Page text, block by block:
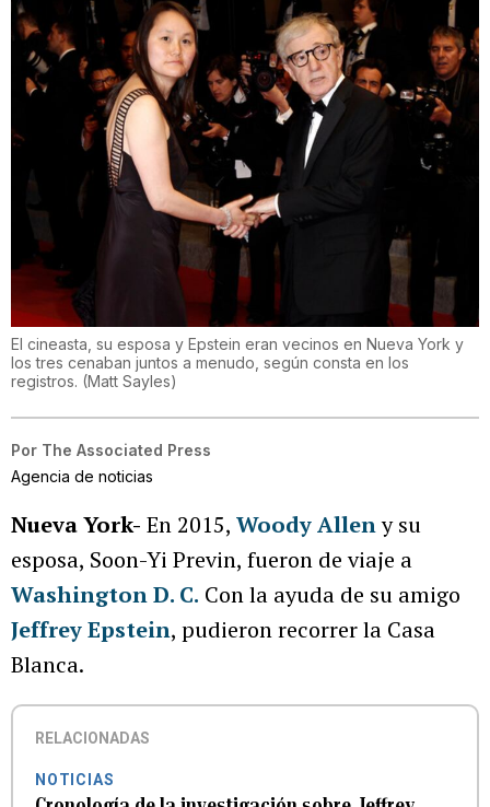
El cineasta, su esposa y Epstein eran vecinos en Nueva York y
los tres cenaban juntos a menudo, según consta en los
registros. (Matt Sayles)
Por The Associated Press
Agencia de noticias
Nueva York- En 2015, Woody Alleny su
esposa, Soon-Yi Previn, fueron de viaje a
Washington D. C. Con la ayuda de su amigo
Jeffrey Epstein, pudieron recorrer la Casa
Blanca.
RELACIONADAS
NOTICIAS